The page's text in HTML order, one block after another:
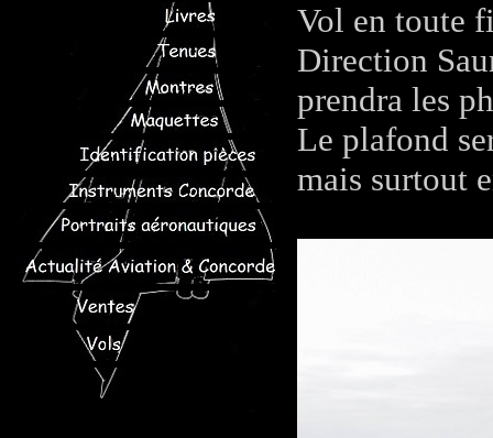
Vol en toute
Direction
prendra les
Le plafond
mais surtout